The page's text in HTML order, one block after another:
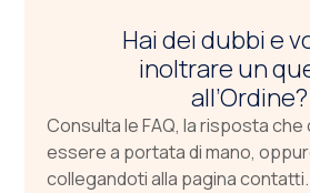
Hai dei dubbi e
inoltrare un
all’Ordine?
Consulta le FAQ, la risposta
essere a portata di mano,
collegandoti alla pagina contatti.